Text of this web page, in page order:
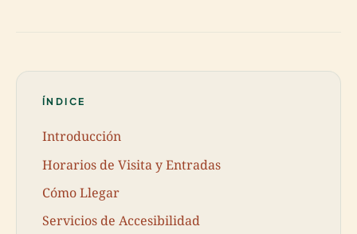
ÍNDICE
Introducción
Horarios de Visita y Entradas
Cómo Llegar
Servicios de Accesibilidad